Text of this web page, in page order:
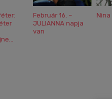
Február 16. –
JULIANNA napja
van
Nina